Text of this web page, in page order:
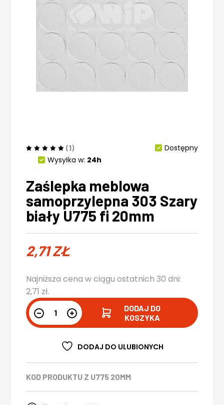
(1)
Dostępny
Wysyłka w: 24h
Zaślepka meblowa
samoprzylepna 303 Szary
biały U775 fi 20mm
2,71ZŁ
Najniższa cena w ciągu ostatnich 30 dni:
2,71 zł.
DODAJ DO
KOSZYKA
DODAJ DO ULUBIONYCH
KOD PRODUKTU Z U775 20MM